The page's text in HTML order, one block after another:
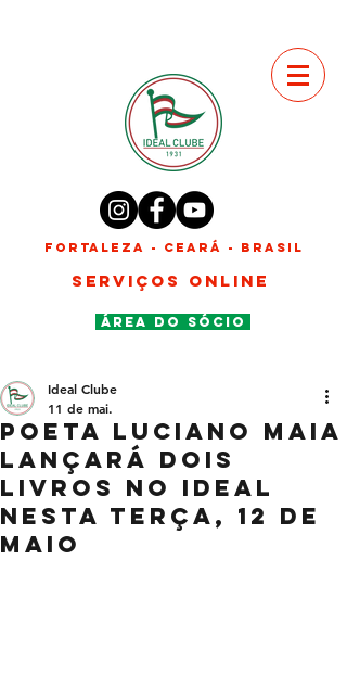
FORTALEZA - CEARÁ - BRASIL
SERVIÇOS ONLINE
ÁREA DO SÓCIO
Poeta Luciano Maia
lançará dois
livros no Ideal
nesta terça, 12 de
maio
Ideal Clube
11 de mai.